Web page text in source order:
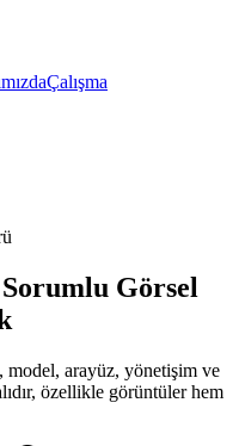
Çalışma
Görsel
model, arayüz, yönetişim ve
özellikle görüntüler hem